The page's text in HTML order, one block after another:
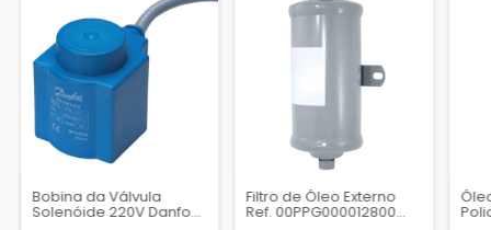
Bobina da Válvula
Solenóide 220V Danfoss
Filtro de Óleo Externo
Ref. 00PPG000012800